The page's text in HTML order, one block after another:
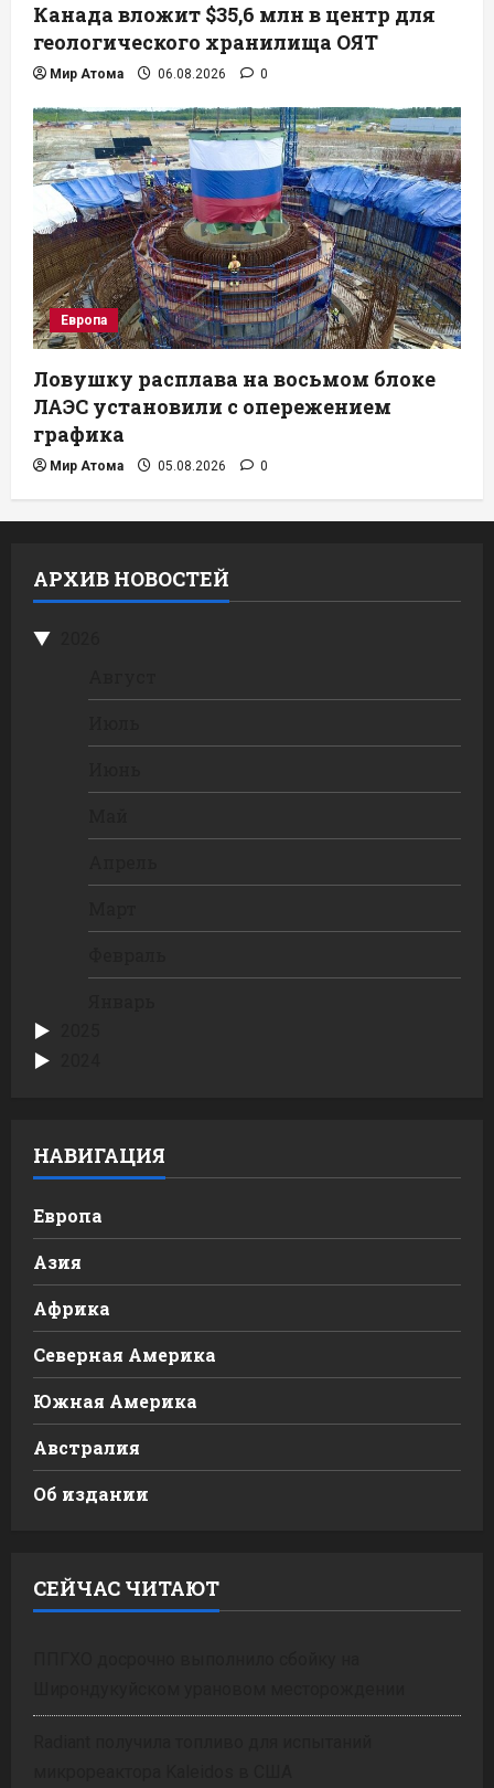
Канада вложит $35,6 млн в центр для
геологического хранилища ОЯТ
Мир Атома 06.08.2026 0
Европа
Ловушку расплава на восьмом блоке
ЛАЭС установили с опережением
графика
Мир Атома 05.08.2026 0
АРХИВ НОВОСТЕЙ
НАВИГАЦИЯ
Европа
Азия
Африка
Северная Америка
Южная Америка
Австралия
Об издании
СЕЙЧАС ЧИТАЮТ